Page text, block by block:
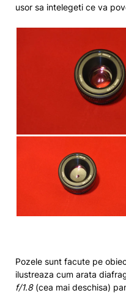
usor sa intelegeti ce va
Pozele sunt facute pe
ilustreaza cum arata
f/1.8(cea mai deschisa)